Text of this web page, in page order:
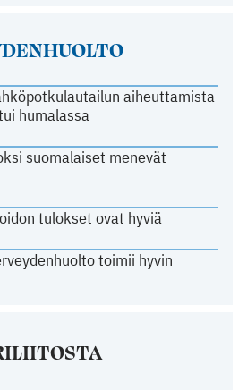
aiheuttamista
humalassa
suomalaiset menevät
tulokset ovat hyviä
toimii hyvin